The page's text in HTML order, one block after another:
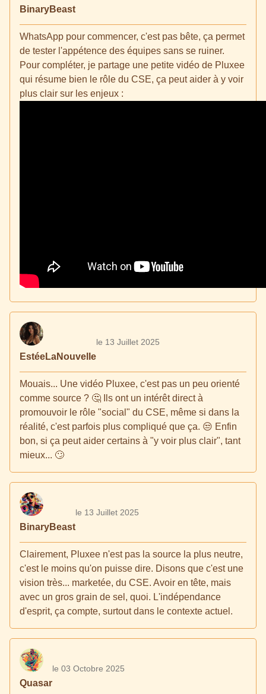
BinaryBeast
WhatsApp pour commencer, c'est pas bête, ça permet
de tester l'appétence des équipes sans se ruiner.
Pour compléter, je partage une petite vidéo de Pluxee
qui résume bien le rôle du CSE, ça peut aider à y voir
plus clair sur les enjeux :
EstéeLaNouvelle
le 13 Juillet 2025
Mouais... Une vidéo Pluxee, c'est pas un peu orienté
comme source ? 🤔 Ils ont un intérêt direct à
promouvoir le rôle "social" du CSE, même si dans la
réalité, c'est parfois plus compliqué que ça. 😒 Enfin
bon, si ça peut aider certains à "y voir plus clair", tant
mieux... 🙄
BinaryBeast
le 13 Juillet 2025
Clairement, Pluxee n'est pas la source la plus neutre,
c'est le moins qu'on puisse dire. Disons que c'est une
vision très... marketée, du CSE. Avoir en tête, mais
avec un gros grain de sel, quoi. L'indépendance
d'esprit, ça compte, surtout dans le contexte actuel.
Quasar
le 03 Octobre 2025